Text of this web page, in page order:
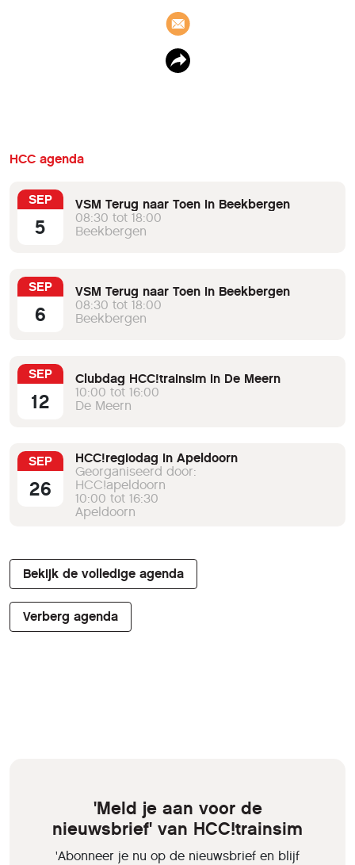
HCC agenda
SEP
5
VSM Terug naar Toen in Beekbergen
08:30 tot 18:00
Beekbergen
SEP
6
VSM Terug naar Toen in Beekbergen
08:30 tot 18:00
Beekbergen
SEP
12
Clubdag HCC!trainsim in De Meern
10:00 tot 16:00
De Meern
SEP
26
HCC!regiodag in Apeldoorn
Georganiseerd door:
HCC!apeldoorn
10:00 tot 16:30
Apeldoorn
Bekijk de volledige agenda
Verberg agenda
'Meld je aan voor de
nieuwsbrief' van HCC!trainsim
'Abonneer je nu op de nieuwsbrief en blijf